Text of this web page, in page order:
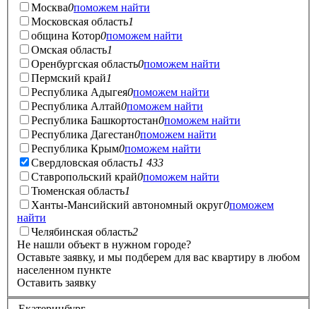
Москва0поможем найти
Московская область1
община Котор0поможем найти
Омская область1
Оренбургская область0поможем найти
Пермский край1
Республика Адыгея0поможем найти
Республика Алтай0поможем найти
Республика Башкортостан0поможем найти
Республика Дагестан0поможем найти
Республика Крым0поможем найти
Свердловская область1 433
Ставропольский край0поможем найти
Тюменская область1
Ханты-Мансийский автономный округ0поможем
найти
Челябинская область2
Не нашли объект в нужном городе?
Оставьте заявку, и мы подберем для вас квартиру в любом
населенном пункте
Оставить заявку